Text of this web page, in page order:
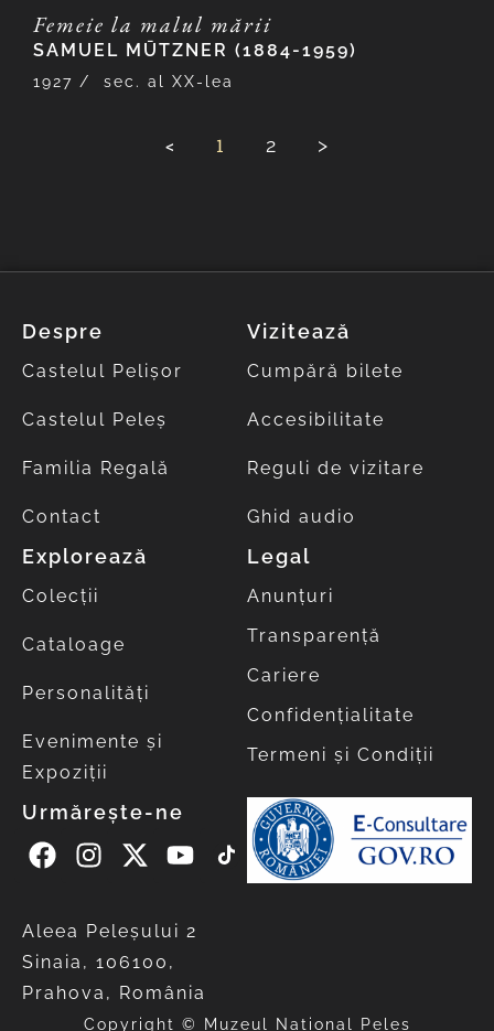
Femeie la malul mării
SAMUEL MŪTZNER (1884-1959)
1927 / sec. al XX-lea
< 1 2 >
Despre
Castelul Pelișor
Castelul Peleș
Familia Regală
Contact
Vizitează
Cumpără bilete
Accesibilitate
Reguli de vizitare
Ghid audio
Explorează
Colecții
Cataloage
Personalități
Evenimente și
Expoziții
Legal
Anunțuri
Transparență
Cariere
Confidențialitate
Termeni și Condiții
Urmărește-ne
Aleea Peleşului 2
Sinaia, 106100,
Prahova, România
Copyright © Muzeul Național Peleș